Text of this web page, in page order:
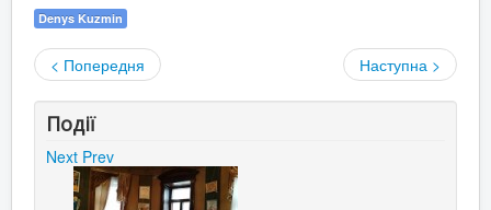
Denys Kuzmin
< Попередня Наступна >
Події
Next Prev